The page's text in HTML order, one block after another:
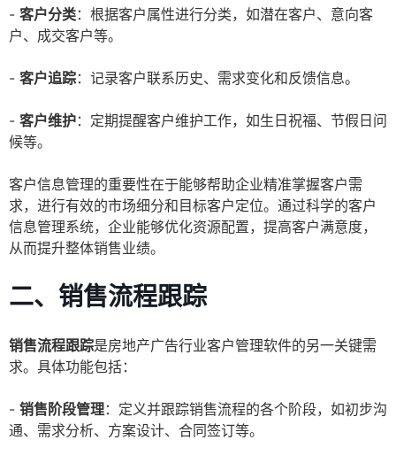
- 客户分类：根据客户属性进行分类，如潜在客户、意向客
户、成交客户等。
- 客户追踪：记录客户联系历史、需求变化和反馈信息。
- 客户维护：定期提醒客户维护工作，如生日祝福、节假日问
候等。
客户信息管理的重要性在于能够帮助企业精准掌握客户需
求，进行有效的市场细分和目标客户定位。通过科学的客户
信息管理系统，企业能够优化资源配置，提高客户满意度，
从而提升整体销售业绩。
二、销售流程跟踪
销售流程跟踪是房地产广告行业客户管理软件的另一关键需
求。具体功能包括：
- 销售阶段管理：定义并跟踪销售流程的各个阶段，如初步沟
通、需求分析、方案设计、合同签订等。